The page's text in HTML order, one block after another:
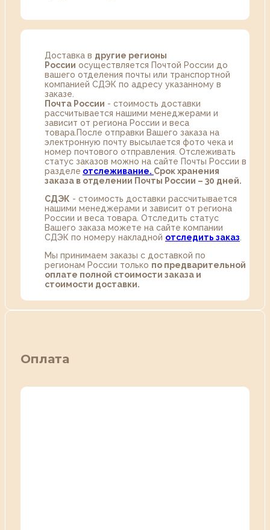
Доставка в другие регионы
России осуществляется Почтой России до
вашего отделения почты или транспортной
компанией СДЭК по адресу указанному в
заказе.
Почта России - стоимость доставки
рассчитывается нашими менеджерами и
зависит от региона России и веса
товара.После отправки Вашего заказа на
электронную почту высылается фото чека и
номер почтового отправления. Отслеживать
статус заказов можно на сайте Почты России в
разделе oтслеживание. Срок хранения
заказа в отделении Почты России – 30 дней.
СДЭК - стоимость доставки рассчитывается
нашими менеджерами и зависит от региона
России и веса товара. Отследить статус
Вашего заказа можете на сайте компании
СДЭК по номеру накладной отследить заказ
Мы принимаем заказы с доставкой по
регионам России только по предварительной
оплате полной стоимости заказа и
стоимости доставки.
Оплата